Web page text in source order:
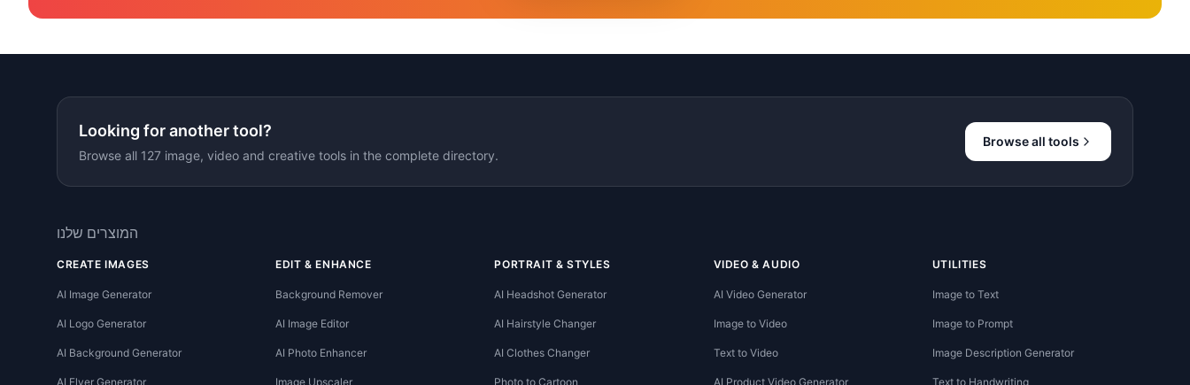
Looking for another tool?
Browse all 127 image, video and creative tools in the complete directory.
Browse all tools
המוצרים שלנו
CREATE IMAGES
AI Image Generator
AI Logo Generator
AI Background Generator
AI Flyer Generator
EDIT & ENHANCE
Background Remover
AI Image Editor
AI Photo Enhancer
Image Upscaler
PORTRAIT & STYLES
AI Headshot Generator
AI Hairstyle Changer
AI Clothes Changer
Photo to Cartoon
VIDEO & AUDIO
AI Video Generator
Image to Video
Text to Video
AI Product Video Generator
UTILITIES
Image to Text
Image to Prompt
Image Description Generator
Text to Handwriting